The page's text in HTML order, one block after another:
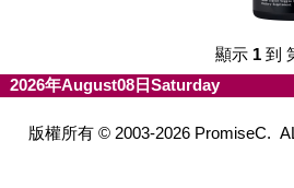
顯示 1 到
2026年August08日Saturday
版權所有 © 2003-2026 PromiseC.